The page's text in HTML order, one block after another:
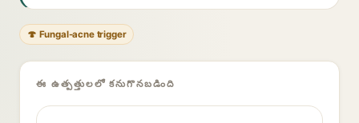
🍄 Fungal-acne trigger
ఈ ఉత్పత్తులలో కనుగొనబడింది